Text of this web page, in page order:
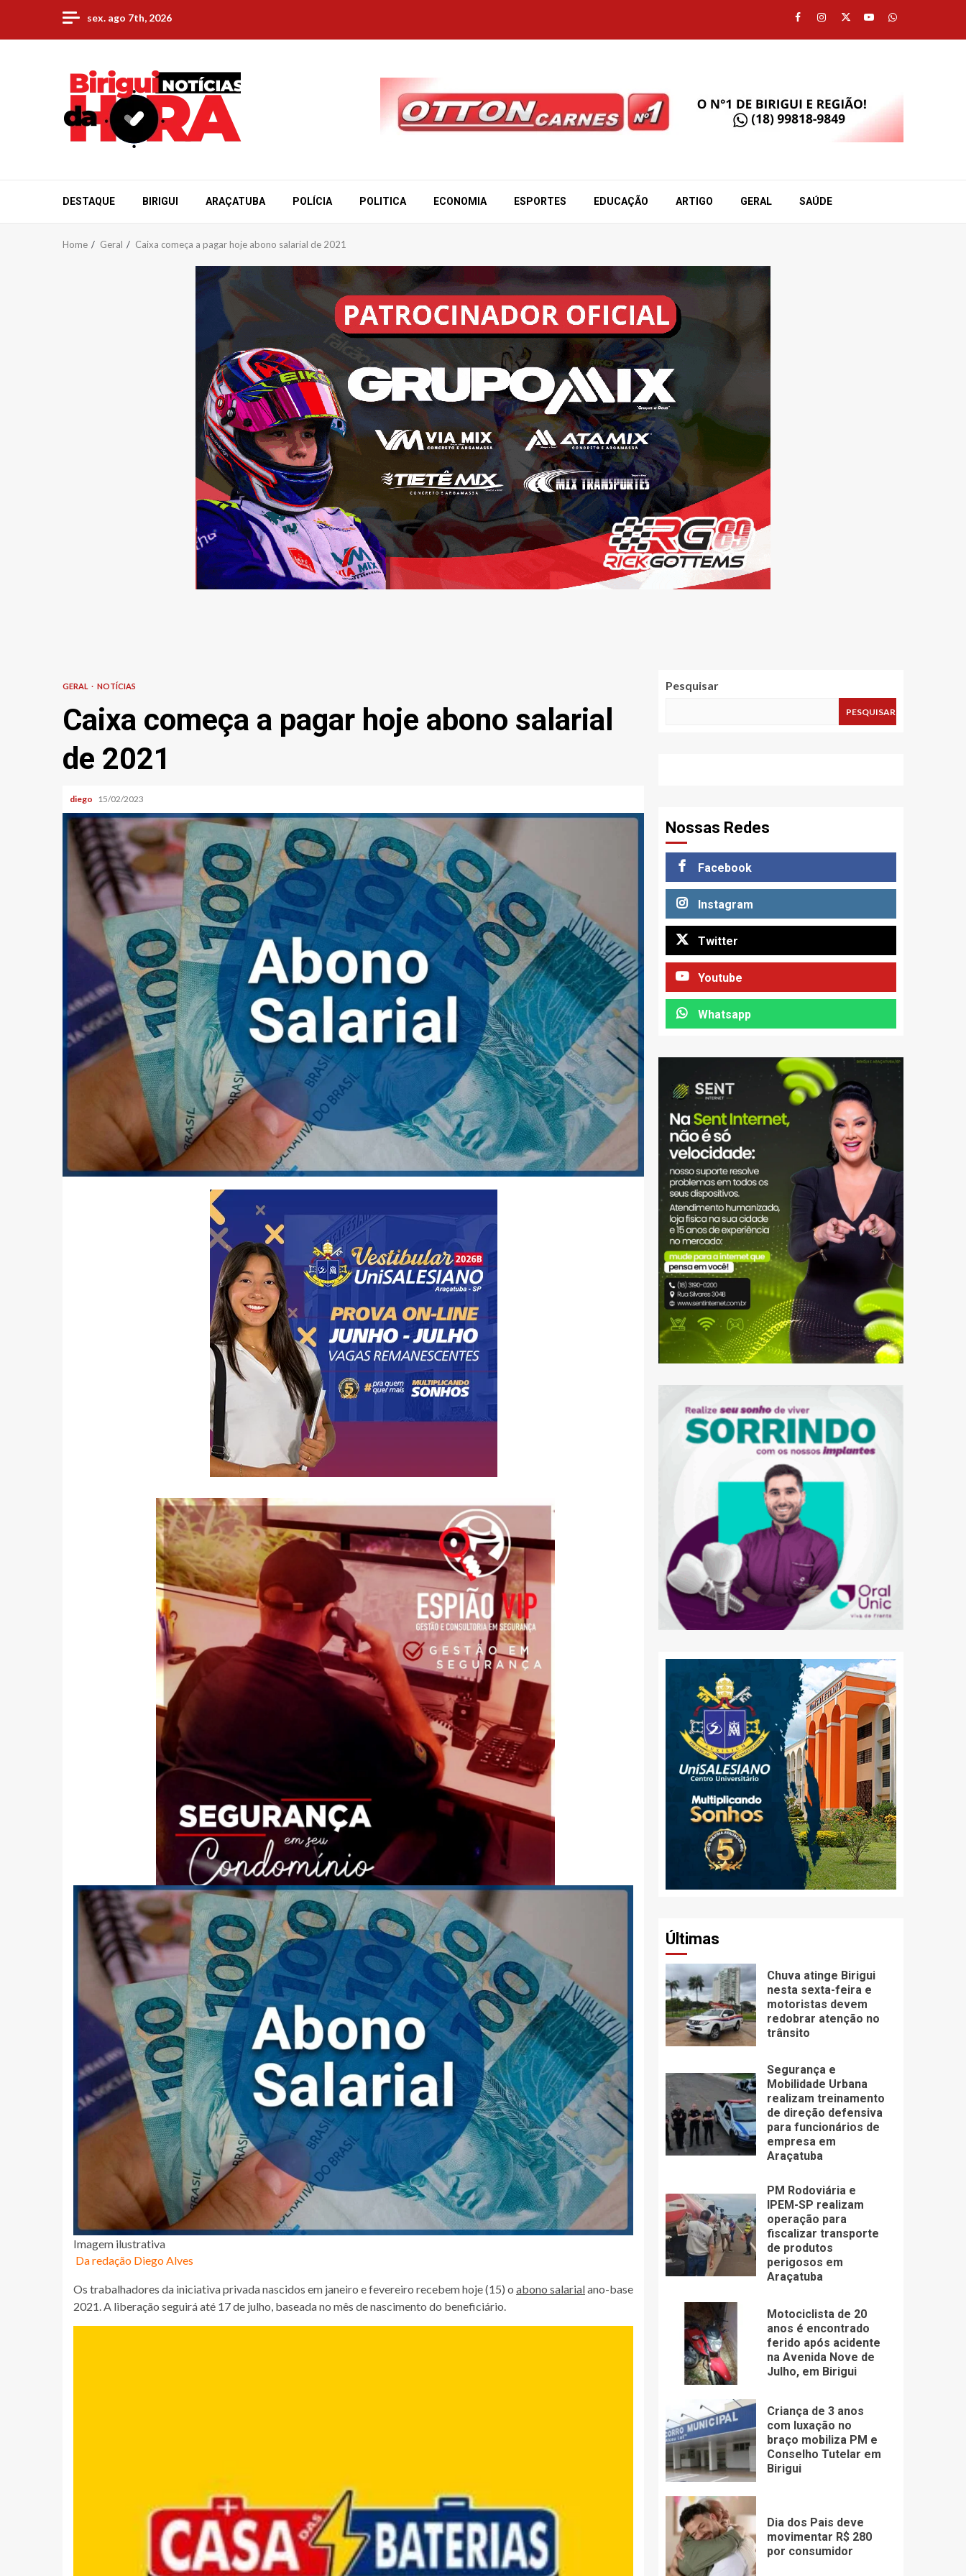
content
sex. ago 7th, 2026 Facebook
Instagram
TwitterYoutubeWhatsapp
DESTAQUE BIRIGUI ARAÇATUBA POLÍCIA POLITICA ECONOMIA ESPORTES EDUCAÇÃO ARTIGO GERAL SAÚDE
Home Geral Caixa começa a pagar hoje abono salarial de 2021
GERAL NOTÍCIAS
Caixa começa a pagar hoje abono salarial
de 2021
diego 15/02/2023
Imagem ilustrativa
Da redação Diego Alves
Os trabalhadores da iniciativa privada nascidos em janeiro e fevereiro recebem hoje (15) o abono salarialano-base
2021. A liberação seguirá até 17 de julho, baseada no mês de nascimento do beneficiário.
Pesquisar
PESQUISAR
Nossas Redes
Facebook
Instagram
Twitter
Youtube
Whatsapp
Últimas
Chuva atinge Birigui
nesta sexta-feira e
motoristas devem
redobrar atenção no
trânsito
Segurança e
Mobilidade Urbana
realizam treinamento
de direção defensiva
para funcionários de
empresa em
Araçatuba
PM Rodoviária e
IPEM-SP realizam
operação para
fiscalizar transporte
de produtos
perigosos em
Araçatuba
Motociclista de 20
anos é encontrado
ferido após acidente
na Avenida Nove de
Julho, em Birigui
Criança de 3 anos
com luxação no
braço mobiliza PM e
Conselho Tutelar em
Birigui
Dia dos Pais deve
movimentar R$ 280
por consumidor